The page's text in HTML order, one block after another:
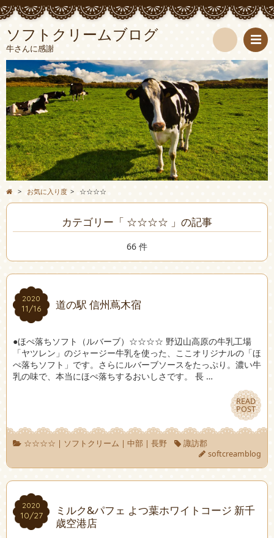
ソフトクリームブログ
牛さんに感謝
検
索
> お気に入り度 > ☆☆☆☆
カテゴリー「 ☆☆☆☆ 」の記事
66 件
2020
11/16
2020
11/16 道の駅 信州蔦木宿
●ほぺ落ちソフト（ルバーブ）☆☆☆☆ 野辺山高原の牛乳工場
「ヤツレン」のジャージー牛乳を使った、ここオリジナルの「ほ
ぺ落ちソフト」です。さらにルバーブソースをたっぷり。濃い牛
乳の味で、本当にほぺ落ちするおいしさです。 長 …
READ
POST
READ
POST
☆☆☆☆ | ソフトクリーム | 中部 | 長野
諏訪郡
softcreamblog
2020
10/27
2020
10/27
ミルク&パフェ よつ葉ホワイトコージ 新千
歳空港店